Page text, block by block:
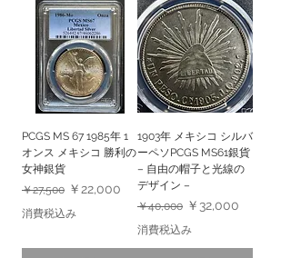
PCGS MS 67 1985年 1
オンス メキシコ 勝利の
女神銀貨
通常価格
￥27,500 セール価格
￥22,000
消費税込み
1903年 メキシコ シルバ
ーペソPCGS MS61銀貨
– 自由の帽子と光線の
デザイン –
通常価格
￥40,000 セール価格
￥32,000
消費税込み